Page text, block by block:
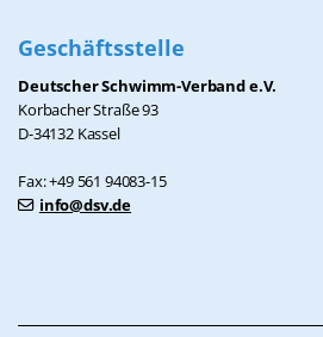
Geschäftsstelle
Deutscher Schwimm-Verband e.V.
Korbacher Straße 93
D-34132 Kassel
Fax: +49 561 94083-15
info@dsv.de